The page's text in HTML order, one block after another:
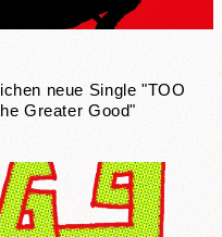
neue Single "TOO
Greater Good"